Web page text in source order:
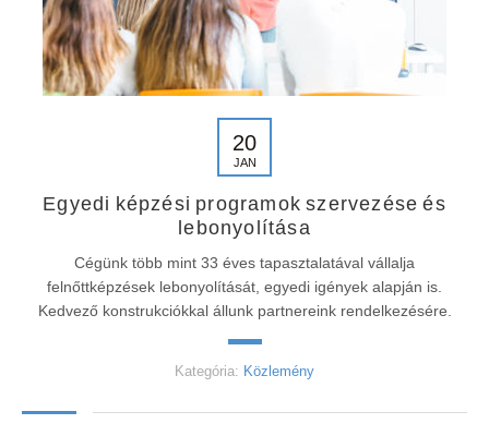
20
JAN
Egyedi képzési programok szervezése és
lebonyolítása
Cégünk több mint 33 éves tapasztalatával vállalja
felnőttképzések lebonyolítását, egyedi igények alapján is.
Kedvező konstrukciókkal állunk partnereink rendelkezésére.
Kategória: Közlemény